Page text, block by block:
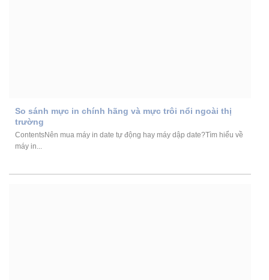
So sánh mực in chính hãng và mực trôi nổi ngoài thị
trường
ContentsNên mua máy in date tự động hay máy dập date?Tìm hiểu về
máy in...